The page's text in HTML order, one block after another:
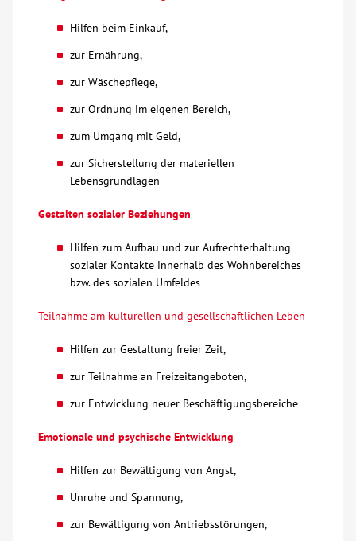
Hilfen beim Einkauf,
zur Ernährung,
zur Wäschepflege,
zur Ordnung im eigenen Bereich,
zum Umgang mit Geld,
zur Sicherstellung der materiellen
Lebensgrundlagen
Gestalten sozialer Beziehungen
Hilfen zum Aufbau und zur Aufrechterhaltung
sozialer Kontakte innerhalb des Wohnbereiches
bzw. des sozialen Umfeldes
Teilnahme am kulturellen und gesellschaftlichen Leben
Hilfen zur Gestaltung freier Zeit,
zur Teilnahme an Freizeitangeboten,
zur Entwicklung neuer Beschäftigungsbereiche
Emotionale und psychische Entwicklung
Hilfen zur Bewältigung von Angst,
Unruhe und Spannung,
zur Bewältigung von Antriebsstörungen,